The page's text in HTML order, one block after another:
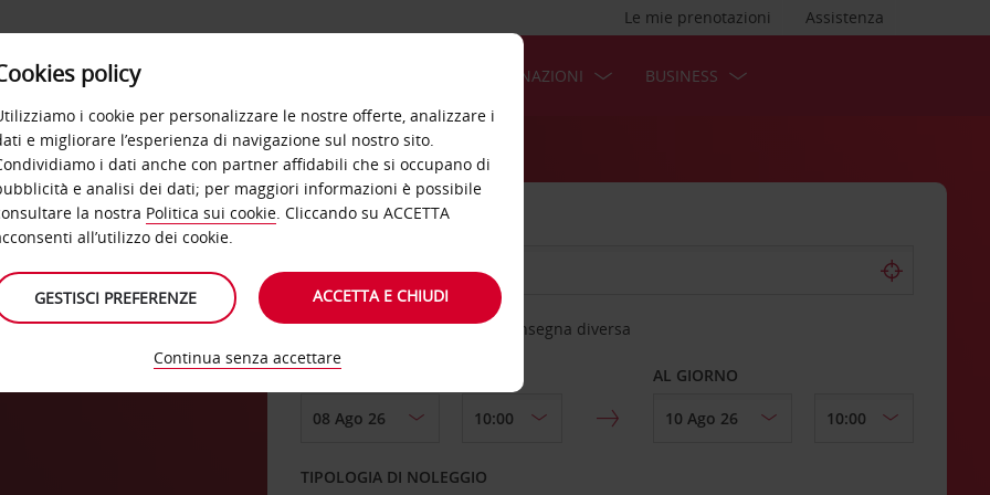
Assistenza
Le mie prenotazioni
OFFERTE DESTINAZIONI BUSINESS
Scegli una località di riconsegna diversa
DAL GIORNO AL GIORNO
TIPOLOGIA DI NOLEGGIO
policy
i cookie per personalizzare le nostre offerte, analizzare i
e migliorare l’esperienza di navigazione sul nostro sito.
i dati anche con partner affidabili che si occupano di
e analisi dei dati; per maggiori informazioni è possibile
la nostra Politica sui cookie. Cliccando su ACCETTA
all’utilizzo dei cookie.
GESTISCI PREFERENZE ACCETTA E CHIUDI
Continua senza accettare